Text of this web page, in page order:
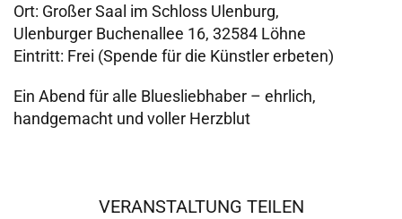
Ort: Großer Saal im Schloss Ulenburg,
Ulenburger Buchenallee 16, 32584 Löhne
Eintritt: Frei (Spende für die Künstler erbeten)
Ein Abend für alle Bluesliebhaber – ehrlich,
handgemacht und voller Herzblut
VERANSTALTUNG TEILEN